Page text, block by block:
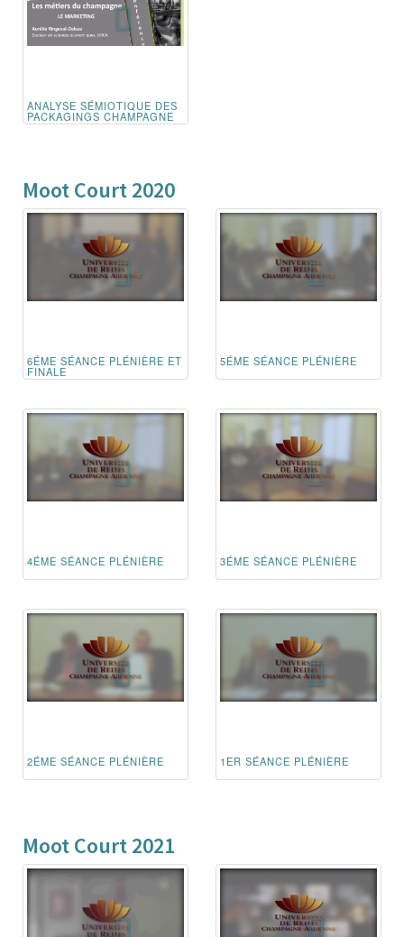
ANALYSE SÉMIOTIQUE DES
PACKAGINGS CHAMPAGNE
Moot Court 2020
6ÉME SÉANCE PLÉNIÈRE ET
FINALE
5ÉME SÉANCE PLÉNIÈRE
4ÉME SÉANCE PLÉNIÈRE 3ÉME SÉANCE PLÉNIÈRE
2ÉME SÉANCE PLÉNIÈRE 1ER SÉANCE PLÉNIÈRE
Moot Court 2021